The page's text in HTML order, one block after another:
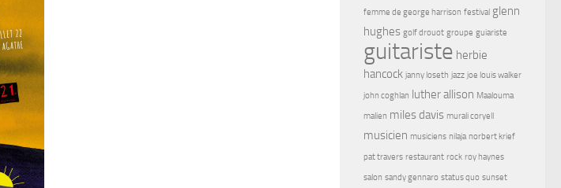
femme de george harrison festival glenn
hughes golf drouot groupe guiariste
guitariste herbie
hancock janny loseth jazz joe louis walker
john coghlan luther allison Maalouma
malien miles davis murali coryell
musicien musiciens nilaja norbert krief
pat travers restaurant rock roy haynes
salon sandy gennaro status quo sunset